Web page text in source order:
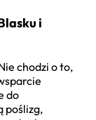
i
chodzi o to,
do
poślizg,